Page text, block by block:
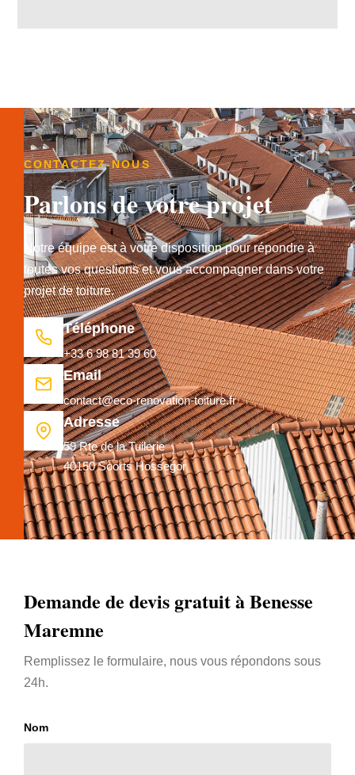
CONTACTEZ-NOUS
Parlons de votre projet
Notre équipe est à votre disposition pour répondre à
toutes vos questions et vous accompagner dans votre
projet de toiture.
Téléphone
+33 6 98 81 39 60
Email
contact@eco-renovation-toiture.fr
Adresse
59 Rte de la Tuilerie
40150 Soorts Hossegor
Demande de devis gratuit à Benesse
Maremne
Remplissez le formulaire, nous vous répondons sous
24h.
Nom